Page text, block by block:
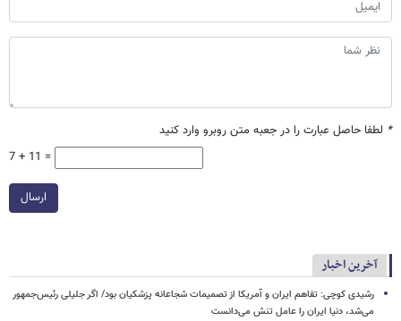
* لطفا حاصل عبارت را در جعبه متن روبرو وارد کنید
7 + 11 =
ارسال
آخرین اخبار
رشیدی کوچی: تفاهم ایران و آمریکا از تصمیمات شجاعانه پزشکیان بود/ اگر جلیلی رئیس‌جمهور
می‌شد، دنیا ایران را عامل تنش می‌دانست